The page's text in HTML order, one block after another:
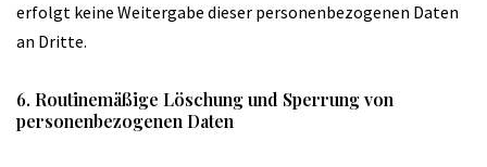
erfolgt keine Weitergabe dieser personenbezogenen Daten
an Dritte.
6. Routinemäßige Löschung und Sperrung von
personenbezogenen Daten